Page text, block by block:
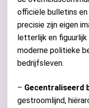
officiële bulletins
precisie zijn eigen
letterlijk en
moderne politieke
bedrijfsleven.
– Gecentraliseerd
gestroomlijnd,